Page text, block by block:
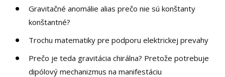
Gravitačné anomálie alias prečo nie sú konštanty
konštantné?
Trochu matematiky pre podporu elektrickej prevahy
Prečo je teda gravitácia chirálna? Pretože potrebuje
dipólový mechanizmus na manifestáciu